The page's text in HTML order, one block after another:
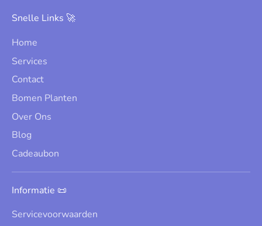
Snelle Links 🚀
Home
Services
Contact
Bomen Planten
Over Ons
Blog
Cadeaubon
Informatie 📜
Servicevoorwaarden